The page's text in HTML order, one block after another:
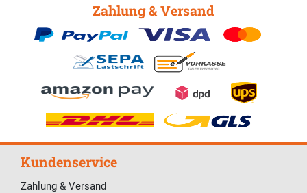
Zahlung & Versand
Kundenservice
Zahlung & Versand